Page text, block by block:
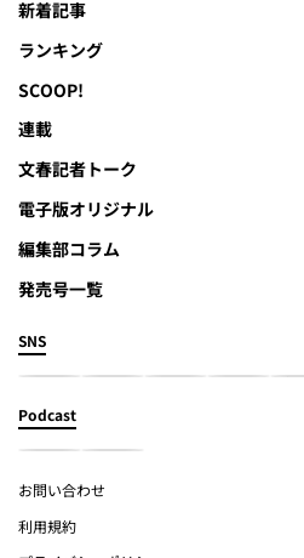
新着記事
ランキング
SCOOP!
連載
文春記者トーク
電子版オリジナル
編集部コラム
発売号一覧
SNS
Podcast
お問い合わせ
利用規約